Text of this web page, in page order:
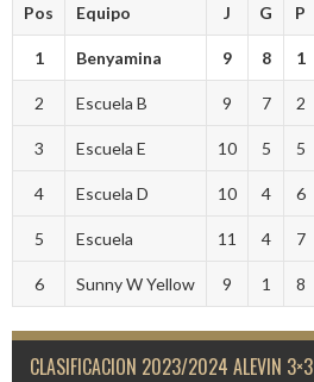
Pos Equipo J G P
1 Benyamina 9 8 1
2 Escuela B 9 7 2
3 Escuela E 10 5 5
4 Escuela D 10 4 6
5 Escuela 11 4 7
6 Sunny W Yellow 9 1 8
CLASIFICACION 2023/2024 ALEVIN 3×3